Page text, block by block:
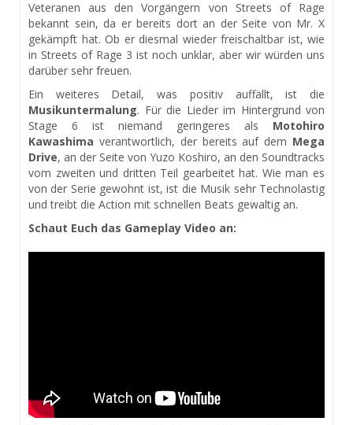
Veteranen aus den Vorgängern von Streets ofRage
bekannt sein, da er bereits dort an der Seite von Mr. X
gekämpft hat. Ob er diesmal wieder freischaltbar ist, wie
in Streets ofRage 3 ist noch unklar, aber wir würden uns
darüber sehr freuen.
Ein weiteres Detail, was positiv auffällt, ist die
Musikuntermalung. Für die Lieder im Hintergrund von
Stage 6 ist niemand geringeres als Motohiro
Kawashima verantwortlich, der bereits auf dem Mega
Drive, an der Seite von Yuzo Koshiro, an den Soundtracks
vom zweiten und dritten Teil gearbeitet hat. Wie man es
von der Serie gewohnt ist, ist die Musik sehr Technolastig
und treibt die Action mit schnellen Beats gewaltig an.
Schaut Euch das Gameplay Video an: